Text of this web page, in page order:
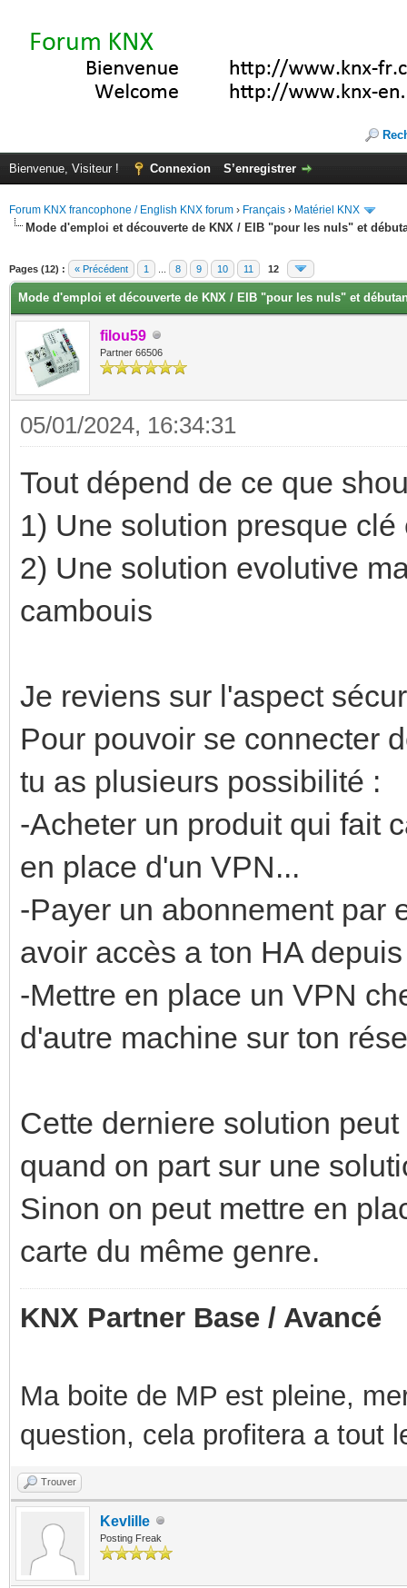
Bienvenue, Visiteur ! Connexion S’enregistrer
Forum KNX francophone / English KNX forum › Français › Matériel KNX
Mode d'emploi et découverte de KNX / EIB "pour les nuls" et
Pages (12) : « Précédent 1 8 9 10 11 12
Mode d'emploi et découverte de KNX / EIB "pour les nuls" et
filou59
Partner 66506
05/01/2024, 16:34:31
Tout dépend de ce que
1) Une solution presque clé
2) Une solution evolutive
cambouis
Je reviens sur l'aspect
Pour pouvoir se connecter
tu as plusieurs possibilité :
-Acheter un produit qui fait
en place d'un VPN...
-Payer un abonnement par
avoir accès a ton HA
-Mettre en place un VPN
d'autre machine sur ton
Cette derniere solution
quand on part sur une
Sinon on peut mettre en
carte du même genre.
KNX Partner Base / Avancé
Ma boite de MP est pleine,
question, cela profitera a tout
Trouver
Kevlille
Posting Freak